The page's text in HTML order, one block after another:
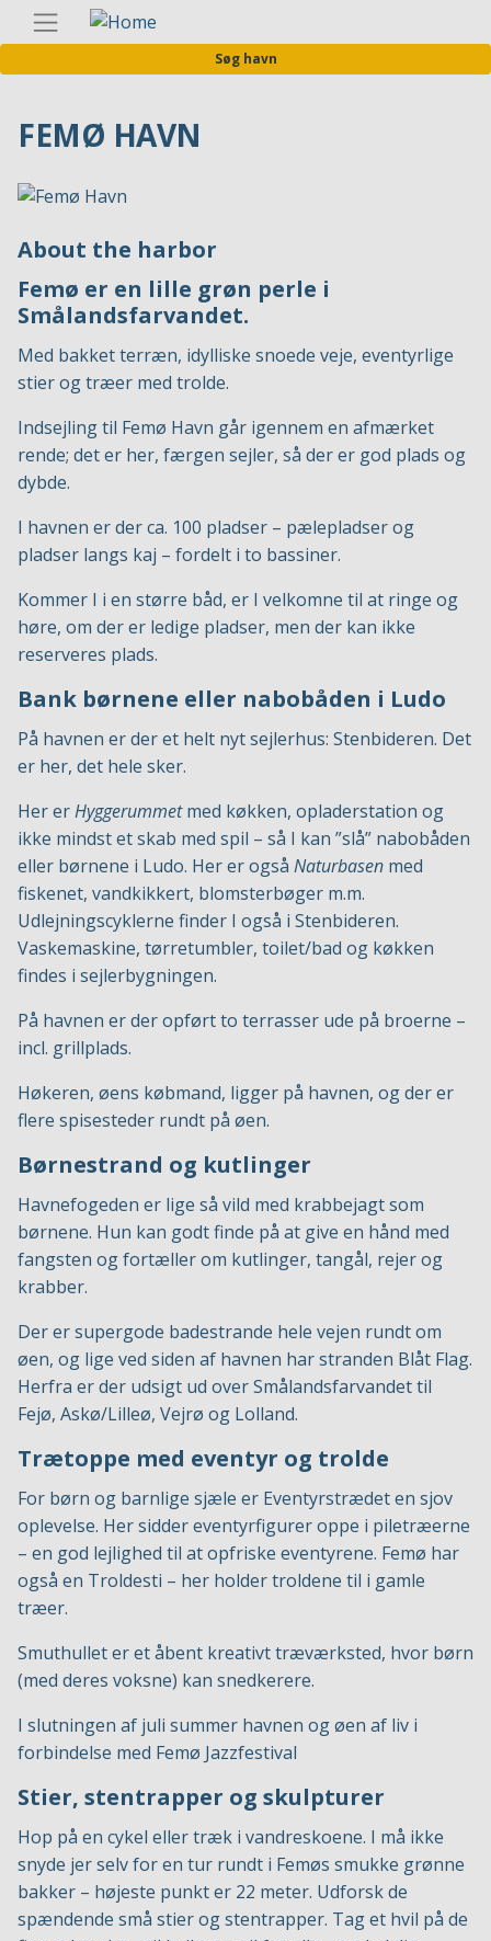
til
hovedindhold
Søg havn
FEMØ HAVN
About the harbor
Femø er en lille grøn perle i
Smålandsfarvandet.
Med bakket terræn, idylliske snoede veje, eventyrlige
stier og træer med trolde.
Indsejling til Femø Havn går igennem en afmærket
rende; det er her, færgen sejler, så der er god plads og
dybde.
I havnen er der ca. 100 pladser – pælepladser og
pladser langs kaj – fordelt i to bassiner.
Kommer I i en større båd, er I velkomne til at ringe og
høre, om der er ledige pladser, men der kan ikke
reserveres plads.
Bank børnene eller nabobåden i Ludo
På havnen er der et helt nyt sejlerhus: Stenbideren. Det
er her, det hele sker.
Her erHyggerummetmed køkken, opladerstation og
ikke mindst et skab med spil – så I kan ”slå” nabobåden
eller børnene i Ludo. Her er også Naturbasen med
fiskenet, vandkikkert, blomsterbøger m.m.
Udlejningscyklerne finder I også i Stenbideren.
Vaskemaskine, tørretumbler, toilet/bad og køkken
findes i sejlerbygningen.
På havnen er der opført to terrasser ude på broerne –
incl. grillplads.
Høkeren, øens købmand, ligger på havnen, og der er
flere spisesteder rundt på øen.
Børnestrand og kutlinger
Havnefogeden er lige så vild med krabbejagt som
børnene. Hun kan godt finde på at give en hånd med
fangsten og fortæller om kutlinger, tangål, rejer og
krabber.
Der er supergode badestrande hele vejen rundt om
øen, og lige ved siden af havnen har stranden Blåt Flag.
Herfra er der udsigt ud over Smålandsfarvandet til
Fejø, Askø/Lilleø, Vejrø og Lolland.
Trætoppe med eventyr og trolde
For børn og barnlige sjæle er Eventyrstrædet en sjov
oplevelse. Her sidder eventyrfigurer oppe i piletræerne
– en god lejlighed til at opfriske eventyrene. Femø har
også en Troldesti – her holder troldene til i gamle
træer.
Smuthullet er et åbent kreativt træværksted, hvor børn
(med deres voksne) kan snedkerere.
I slutningen af juli summer havnen og øen af liv i
forbindelse med Femø Jazzfestival
Stier, stentrapper og skulpturer
Hop på en cykel eller træk i vandreskoene. I må ikke
snyde jer selv for en tur rundt i Femøs smukke grønne
bakker – højeste punkt er 22 meter. Udforsk de
spændende små stier og stentrapper. Tag et hvil på de